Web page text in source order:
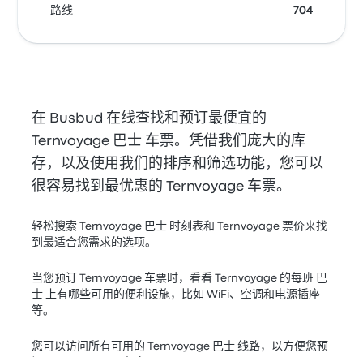
路线 704
在 Busbud 在线查找和预订最便宜的
Ternvoyage 巴士 车票。凭借我们庞大的库
存，以及使用我们的排序和筛选功能，您可以
很容易找到最优惠的 Ternvoyage 车票。
轻松搜索 Ternvoyage 巴士 时刻表和 Ternvoyage 票价来找
到最适合您需求的选项。
当您预订 Ternvoyage 车票时，看看 Ternvoyage 的每班 巴
士 上有哪些可用的便利设施，比如 WiFi、空调和电源插座
等。
您可以访问所有可用的 Ternvoyage 巴士 线路，以方便您预